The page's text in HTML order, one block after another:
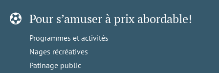
Pour s’amuser à prix abordable!
Programmes et activités
Nages récréatives
Patinage public